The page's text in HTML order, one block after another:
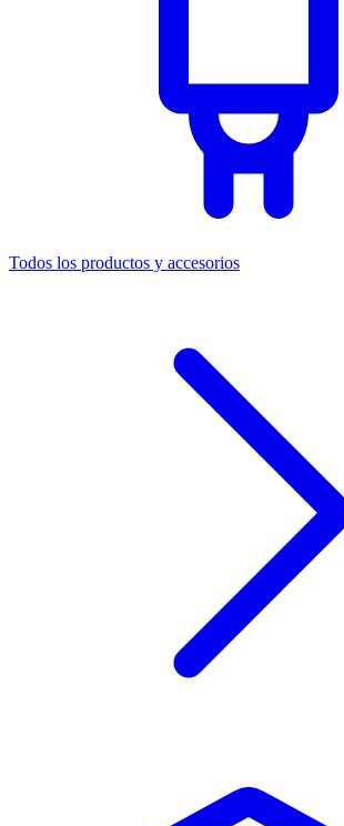
Todos los productos y accesorios